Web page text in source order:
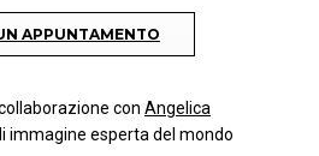
APPUNTAMENTO
con Angelica
immagine esperta del mondo